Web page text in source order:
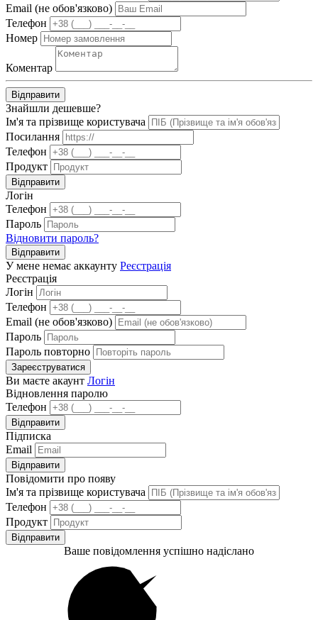
Email (не обов'язково)
Телефон
Номер
Коментар
Відправити
Знайшли дешевше?
Ім'я та прізвище користувача
Посилання
Телефон
Продукт
Відправити
Логін
Телефон
Пароль
Відновити пароль?
Відправити
У мене немає аккаунту Реєстрація
Реєстрація
Логін
Телефон
Email (не обов'язково)
Пароль
Пароль повторно
Зареєструватися
Ви маєте акаунт Логін
Відновлення паролю
Телефон
Відправити
Підписка
Email
Відправити
Повідомити про появу
Ім'я та прізвище користувача
Телефон
Продукт
Відправити
Ваше повідомлення успішно надіслано